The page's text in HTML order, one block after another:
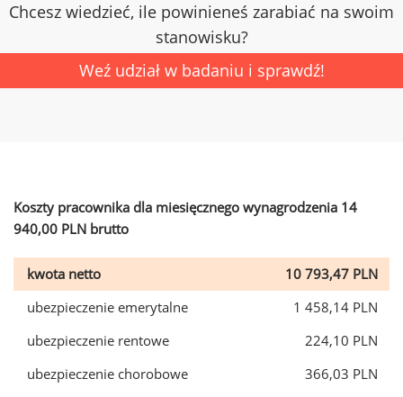
Chcesz wiedzieć, ile powinieneś zarabiać na swoim
stanowisku?
Weź udział w badaniu i sprawdź!
Koszty pracownika dla miesięcznego wynagrodzenia 14
940,00 PLN brutto
kwota netto
10 793,47 PLN
ubezpieczenie emerytalne
1 458,14 PLN
ubezpieczenie rentowe
224,10 PLN
ubezpieczenie chorobowe
366,03 PLN